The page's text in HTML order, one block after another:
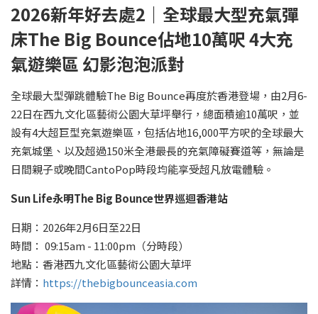
2026新年好去處2｜全球最大型充氣彈
床The Big Bounce佔地10萬呎 4大充
氣遊樂區 幻影泡泡派對
全球最大型彈跳體驗The Big Bounce再度於香港登場，由2月6-
22日在西九文化區藝術公園大草坪舉行，總面積逾10萬呎，並
設有4大超巨型充氣遊樂區，包括佔地16,000平方呎的全球最大
充氣城堡、以及超過150米全港最長的充氣障礙賽道等，無論是
日間親子或晚間CantoPop時段均能享受超凡放電體驗。
Sun Life永明The Big Bounce世界巡迴香港站
日期：2026年2月6日至22日
時間： 09:15am - 11:00pm（分時段）
地點：香港西九文化區藝術公園大草坪
詳情： https://thebigbounceasia.com